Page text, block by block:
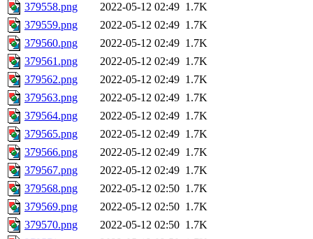
379558.png
2022-05-12 02:49 1.7K
379559.png
2022-05-12 02:49 1.7K
379560.png
2022-05-12 02:49 1.7K
379561.png
2022-05-12 02:49 1.7K
379562.png
2022-05-12 02:49 1.7K
379563.png
2022-05-12 02:49 1.7K
379564.png
2022-05-12 02:49 1.7K
379565.png
2022-05-12 02:49 1.7K
379566.png
2022-05-12 02:49 1.7K
379567.png
2022-05-12 02:49 1.7K
379568.png
2022-05-12 02:50 1.7K
379569.png
2022-05-12 02:50 1.7K
379570.png
2022-05-12 02:50 1.7K